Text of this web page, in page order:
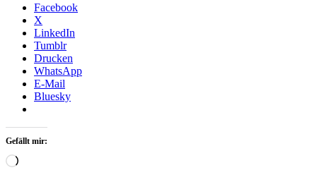
Facebook
X
LinkedIn
Tumblr
Drucken
WhatsApp
E-Mail
Bluesky
Gefällt mir:
Wird